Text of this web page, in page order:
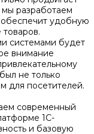
разработаем
удобную
системами будет
внимание
не только
для посетителей.
современный
1С-
и базовую